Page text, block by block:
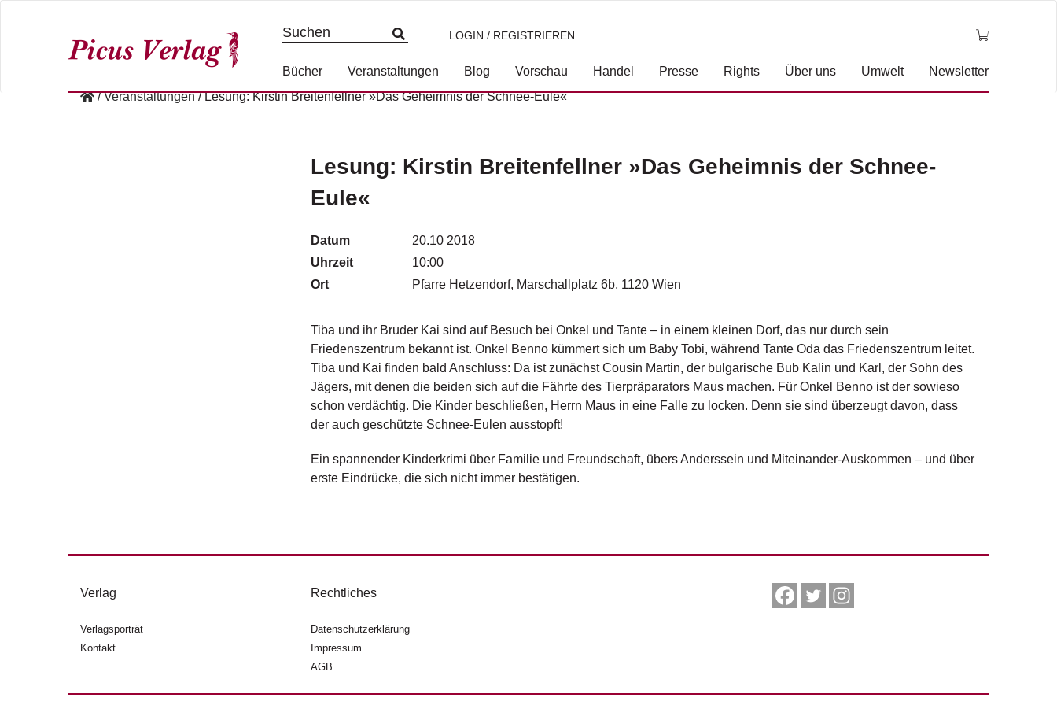
LOGIN / REGISTRIEREN
Bücher Veranstaltungen Blog Vorschau Handel Presse Rights Über uns Umwelt
Newsletter
/ Veranstaltungen / Lesung: Kirstin Breitenfellner »Das Geheimnis der Schnee-Eule«
Lesung: Kirstin Breitenfellner »Das Geheimnis der Schnee-
Eule«
Datum
20.10 2018
Uhrzeit
10:00
Ort
Pfarre Hetzendorf, Marschallplatz 6b, 1120 Wien
Tiba und ihr Bruder Kai sind auf Besuch bei Onkel und Tante – in einem kleinen Dorf, das nur durch sein
Friedenszentrum bekannt ist. Onkel Benno kümmert sich um Baby Tobi, während Tante Oda das Friedenszentrum leitet.
Tiba und Kai finden bald Anschluss: Da ist zunächst Cousin Martin, der bulgarische Bub Kalin und Karl, der Sohn des
Jägers, mit denen die beiden sich auf die Fährte des Tierpräparators Maus machen. Für Onkel Benno ist der sowieso
schon verdächtig. Die Kinder beschließen, Herrn Maus in eine Falle zu locken. Denn sie sind überzeugt davon, dass
der auch geschützte Schnee-Eulen ausstopft!
Ein spannender Kinderkrimi über Familie und Freundschaft, übers Anderssein und Miteinander-Auskommen – und über
erste Eindrücke, die sich nicht immer bestätigen.
Verlag
Verlagsporträt
Kontakt
Rechtliches
Datenschutzerklärung
Impressum
AGB